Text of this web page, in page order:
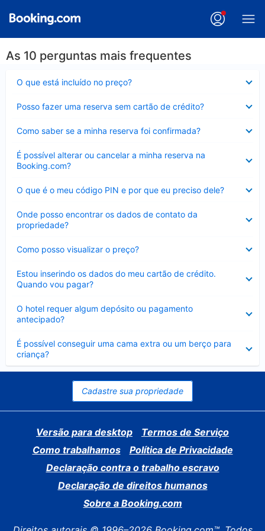
As 10 perguntas mais frequentes
O que está incluído no preço?
Posso fazer uma reserva sem cartão de crédito?
Como saber se a minha reserva foi confirmada?
É possível alterar ou cancelar a minha reserva na
Booking.com?
Contraído
O que é o meu código PIN e por que eu preciso dele?
Onde posso encontrar os dados de contato da
propriedade?
Como posso visualizar o preço?
Estou inserindo os dados do meu cartão de crédito.
Quando vou pagar?
O hotel requer algum depósito ou pagamento
antecipado?
É possível conseguir uma cama extra ou um berço para
criança?
Contraído
Cadastre sua propriedade
Versão para desktop
Termos de Serviço
Como trabalhamos
Política de Privacidade
Declaração contra o trabalho escravo
Declaração de direitos humanos
Sobre a Booking.com